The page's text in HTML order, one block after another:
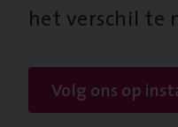
het verschil te
Volg ons op